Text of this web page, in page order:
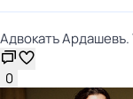
Адвокатъ Ардашевъ.
0